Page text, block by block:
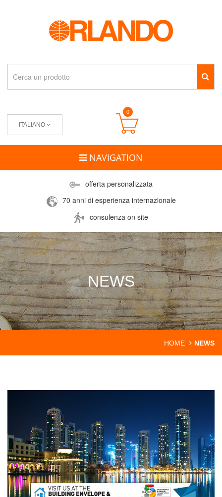
ITALIANO
0
NAVIGATION
offerta personalizzata
70 anni di esperienza internazionale
consulenza on site
NEWS
HOME NEWS